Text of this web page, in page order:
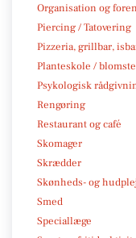
Organisation og
Piercing / Tatovering
Pizzeria, grillbar,
Planteskole /
Psykologisk
Rengøring
Restaurant og café
Skomager
Skrædder
Skønheds- og
Smed
Speciallæge